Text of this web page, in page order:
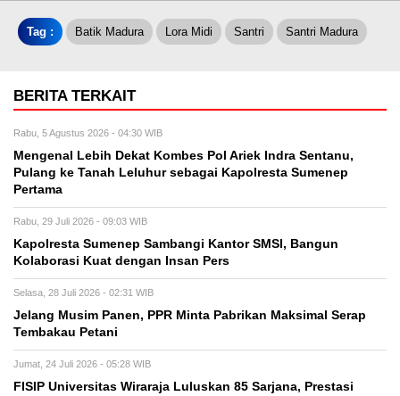
Tag : Batik Madura Lora Midi Santri Santri Madura
BERITA TERKAIT
Rabu, 5 Agustus 2026 - 04:30 WIB
Mengenal Lebih Dekat Kombes Pol Ariek Indra Sentanu,
Pulang ke Tanah Leluhur sebagai Kapolresta Sumenep
Pertama
Rabu, 29 Juli 2026 - 09:03 WIB
Kapolresta Sumenep Sambangi Kantor SMSI, Bangun
Kolaborasi Kuat dengan Insan Pers
Selasa, 28 Juli 2026 - 02:31 WIB
Jelang Musim Panen, PPR Minta Pabrikan Maksimal Serap
Tembakau Petani
Jumat, 24 Juli 2026 - 05:28 WIB
FISIP Universitas Wiraraja Luluskan 85 Sarjana, Prestasi